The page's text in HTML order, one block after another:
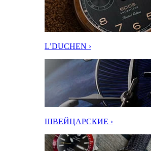
L’DUCHEN ›
ШВЕЙЦАРСКИЕ ›